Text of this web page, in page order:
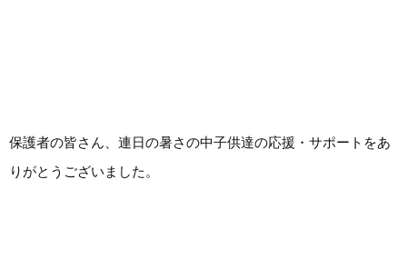
保護者の皆さん、連日の暑さの中子供達の応援・サポートをあ
りがとうございました。